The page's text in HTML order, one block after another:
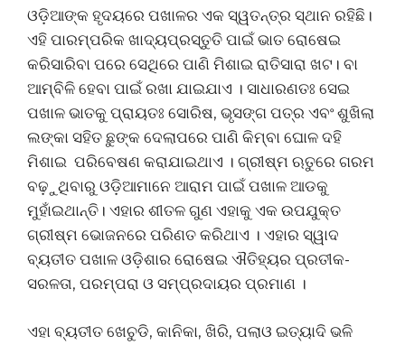
ଓଡ଼ିଆଙ୍କ ହୃଦୟରେ ପଖାଳର ଏକ ସ୍ୱତନ୍ତ୍ର ସ୍ଥାନ ରହିଛି।
ଏହି ପାରମ୍ପରିକ ଖାଦ୍ୟପ୍ରସ୍ତୁତି ପାଇଁ ଭାତ ରୋଷେଇ
କରିସାରିବା ପରେ ସେଥିରେ ପାଣି ମିଶାଇ ରାତିସାରା ଖଟ। ବା
ଆମ୍ବିଳି ହେବା ପାଇଁ ରଖା ଯାଇଯାଏ । ସାଧାରଣତଃ ସେଇ
ପଖାଳ ଭାତକୁ ପ୍ରାୟତଃ ସୋରିଷ, ଭୃସଙ୍ଗ ପତ୍ର ଏବଂ ଶୁଖିଲା
ଲଙ୍କା ସହିତ ଛୁଙ୍କ ଦେଲାପରେ ପାଣି କିମ୍ବା ଘୋଳ ଦହି
ମିଶାଇ ପରିବେଷଣ କରାଯାଇଥାଏ । ଗ୍ରୀଷ୍ମ ଋତୁରେ ଗରମ
ବଢ଼ୁଥିବାରୁ ଓଡ଼ିଆମାନେ ଆରାମ ପାଇଁ ପଖାଳ ଆଡକୁ
ମୁହାଁଇଥାନ୍ତି। ଏହାର ଶୀତଳ ଗୁଣ ଏହାକୁ ଏକ ଉପଯୁକ୍ତ
ଗ୍ରୀଷ୍ମ ଭୋଜନରେ ପରିଣତ କରିଥାଏ । ଏହାର ସ୍ୱାଦ
ବ୍ୟତୀତ ପଖାଳ ଓଡ଼ିଶାର ରୋଷେଇ ଐତିହ୍ୟର ପ୍ରତୀକ-
ସରଳତା, ପରମ୍ପରା ଓ ସମ୍ପ୍ରଦାୟର ପ୍ରମାଣ ।
ଏହା ବ୍ୟତୀତ ଖେଚୁଡି, କାନିକା, ଖିରି, ପଲାଓ ଇତ୍ୟାଦି ଭଳି